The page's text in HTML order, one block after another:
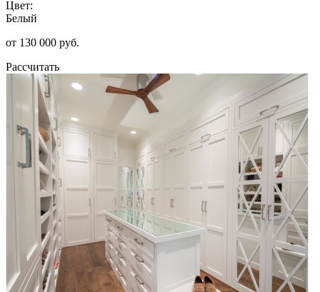
Цвет:
Белый
от 130 000 руб.
Рассчитать